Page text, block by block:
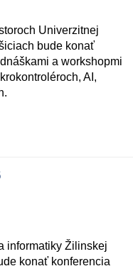
Univerzitnej
bude konať
a workshopmi
AI,
informatiky Žilinskej
konať konferencia